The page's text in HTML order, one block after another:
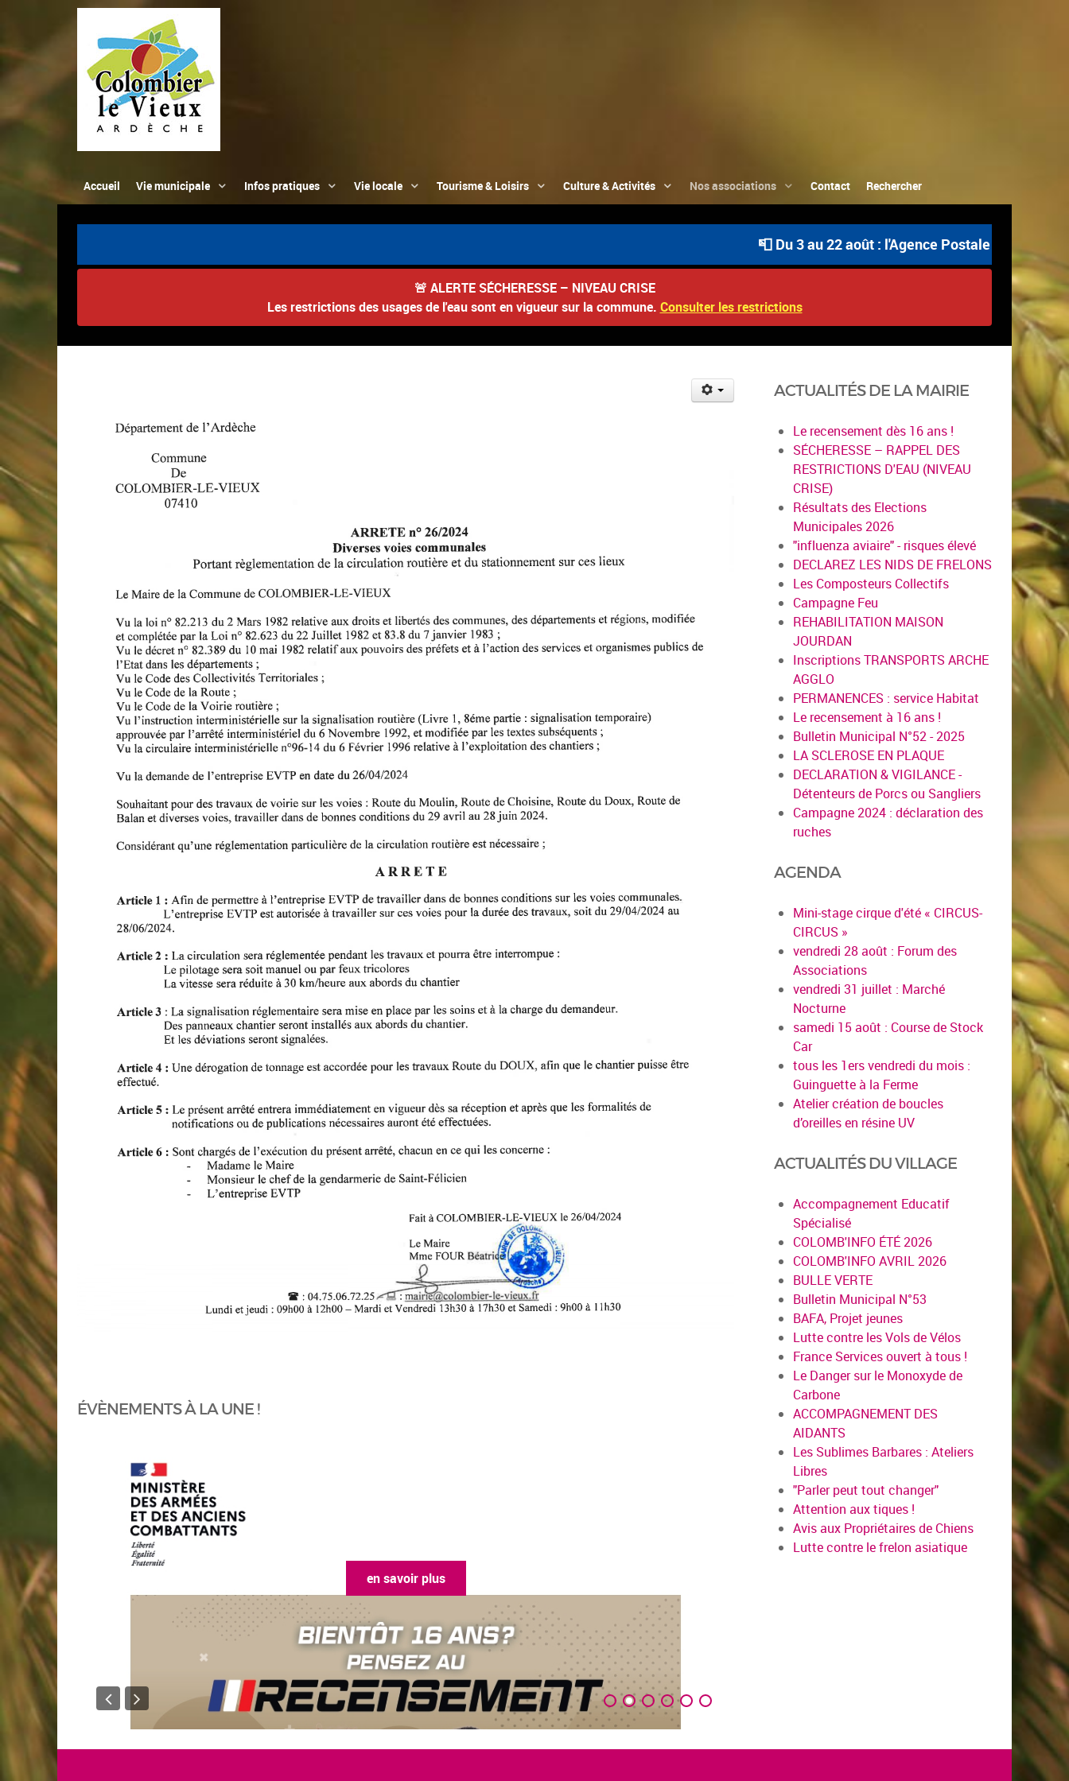
Accueil Vie municipale Infos pratiques Vie locale Tourisme & Loisirs Culture & Activités Nos associations Contact Rechercher
📮 Du 3 au 22 août : l'Agence Postale Communale
🚨 ALERTE SÉCHERESSE – NIVEAU CRISE
Les restrictions des usages de l'eau sont en vigueur sur la commune. Consulter les restrictions
ÉVÈNEMENTS À LA UNE !
ACTUALITÉS DE LA MAIRIE
Le recensement dès 16 ans !
SÉCHERESSE – RAPPEL DES
RESTRICTIONS D'EAU (NIVEAU
CRISE)
Résultats des Elections
Municipales 2026
"influenza aviaire" - risques élevé
DECLAREZ LES NIDS DE FRELONS
Les Composteurs Collectifs
Campagne Feu
REHABILITATION MAISON
JOURDAN
Inscriptions TRANSPORTS ARCHE
AGGLO
PERMANENCES : service Habitat
Le recensement à 16 ans !
Bulletin Municipal N°52 - 2025
LA SCLEROSE EN PLAQUE
DECLARATION & VIGILANCE -
Détenteurs de Porcs ou Sangliers
Campagne 2024 : déclaration des
ruches
AGENDA
Mini-stage cirque d'été « CIRCUS-
CIRCUS »
vendredi 28 août : Forum des
Associations
vendredi 31 juillet : Marché
Nocturne
samedi 15 août : Course de Stock
Car
tous les 1ers vendredi du mois :
Guinguette à la Ferme
Atelier création de boucles
d’oreilles en résine UV
ACTUALITÉS DU VILLAGE
Accompagnement Educatif
Spécialisé
COLOMB'INFO ÉTÉ 2026
COLOMB'INFO AVRIL 2026
BULLE VERTE
Bulletin Municipal N°53
BAFA, Projet jeunes
Lutte contre les Vols de Vélos
France Services ouvert à tous !
Le Danger sur le Monoxyde de
Carbone
ACCOMPAGNEMENT DES
AIDANTS
Les Sublimes Barbares : Ateliers
Libres
"Parler peut tout changer"
Attention aux tiques !
Avis aux Propriétaires de Chiens
Lutte contre le frelon asiatique